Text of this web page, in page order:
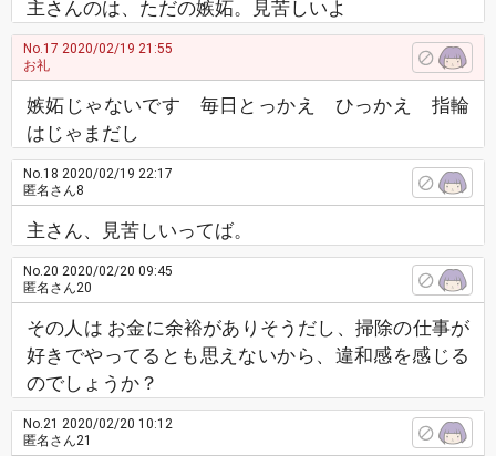
主さんのは、ただの嫉妬。見苦しいよ
No.17 2020/02/19 21:55
お礼
嫉妬じゃないです 毎日とっかえ ひっかえ 指輪
はじゃまだし
No.18 2020/02/19 22:17
匿名さん8
主さん、見苦しいってば。
No.20 2020/02/20 09:45
匿名さん20
その人は お金に余裕がありそうだし、掃除の仕事が
好きでやってるとも思えないから、違和感を感じる
のでしょうか？
No.21 2020/02/20 10:12
匿名さん21